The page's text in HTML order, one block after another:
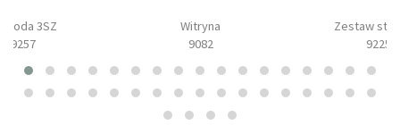
3SZ
9257
Witryna
9082
Zestaw
9225